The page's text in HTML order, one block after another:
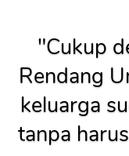
"Cukup
Rendang
keluarga
tanpa